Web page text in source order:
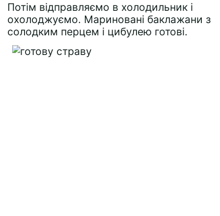
Потім відправляємо в холодильник і
охолоджуємо. Мариновані баклажани з
солодким перцем і цибулею готові.